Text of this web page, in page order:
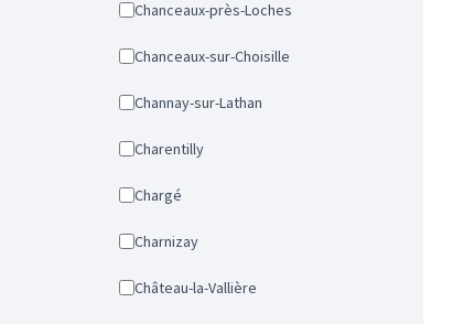
Chanceaux-près-Loches
Chanceaux-sur-Choisille
Channay-sur-Lathan
Charentilly
Chargé
Charnizay
Château-la-Vallière